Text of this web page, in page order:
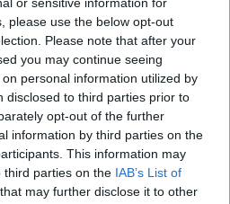
please use the below opt-out
Please note that after your
you may continue seeing
personal information utilized by
disclosed to third parties prior to
opt-out of the further
information by third parties on the
This information may
third parties on the IAB’s List of
that may further disclose it to other